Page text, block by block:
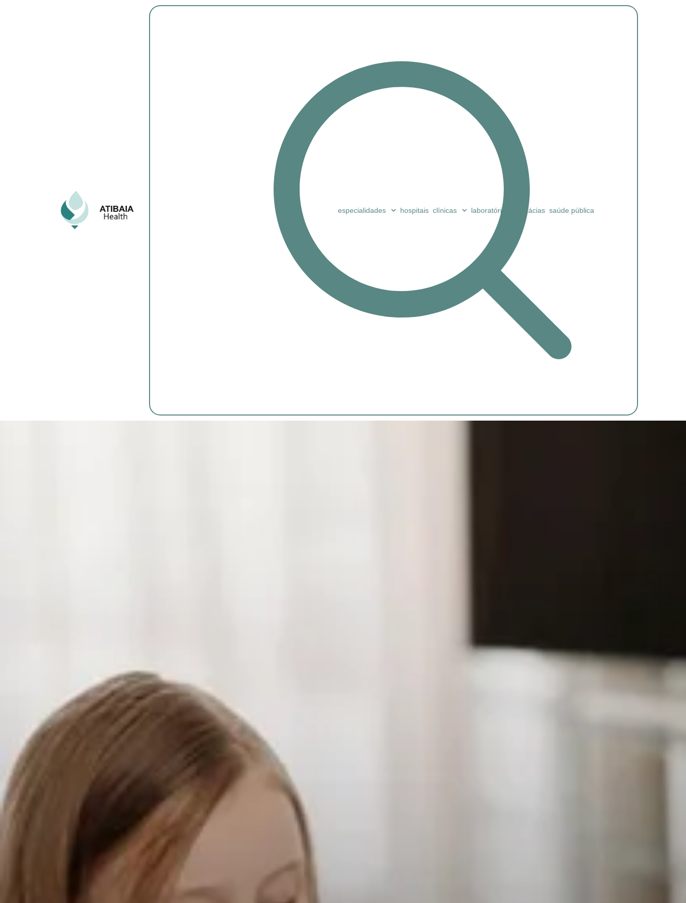
especialidades hospitais clínicas laboratórios farmácias saúde pública